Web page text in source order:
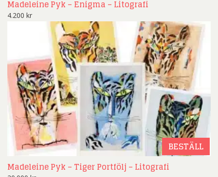
Madeleine Pyk – Enigma – Litografi
4.200 kr
BESTÄLL
Madeleine Pyk – Tiger Portfölj – Litografi